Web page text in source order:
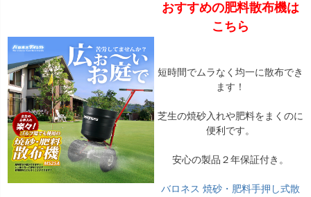
おすすめの肥料散布機は
こちら
短時間でムラなく均一に散布でき
ます！
芝生の焼砂入れや肥料をまくのに
便利です。
安心の製品２年保証付き。
バロネス 焼砂・肥料手押し式散